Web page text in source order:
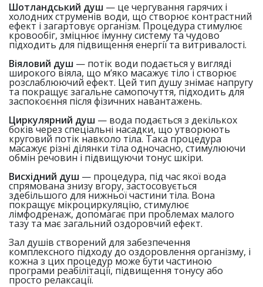
Шотландський душ — це чергування гарячих і
холодних струменів води, що створює контрастний
ефект і загартовує організм. Процедура стимулює
кровообіг, зміцнює імунну систему та чудово
підходить для підвищення енергії та витривалості.
Віяловий душ — потік води подається у вигляді
широкого віяла, що м’яко масажує тіло і створює
розслаблюючий ефект. Цей тип душу знімає напругу
та покращує загальне самопочуття, підходить для
заспокоєння після фізичних навантажень.
Циркулярний душ — вода подається з декількох
боків через спеціальні насадки, що утворюють
круговий потік навколо тіла. Така процедура
масажує різні ділянки тіла одночасно, стимулюючи
обмін речовин і підвищуючи тонус шкіри.
Висхідний душ — процедура, під час якої вода
спрямована знизу вгору, застосовується
здебільшого для нижньої частини тіла. Вона
покращує мікроциркуляцію, стимулює
лімфодренаж, допомагає при проблемах малого
тазу та має загальний оздоровчий ефект.
Зал душів створений для забезпечення
комплексного підходу до оздоровлення організму, і
кожна з цих процедур може бути частиною
програми реабілітації, підвищення тонусу або
просто релаксації.